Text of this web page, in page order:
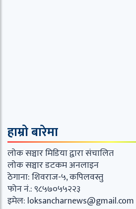
हाम्रो बारेमा
लोक सञ्चार मिडिया द्वारा संचालित
लोक सञ्चार डटकम अनलाइन
ठेगाना: शिवराज-५, कपिलवस्तु
फोन नं.: ९८५७०५५२२३
इमेल: loksancharnews@gmail.com